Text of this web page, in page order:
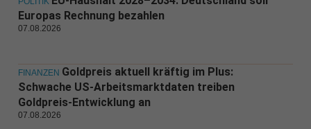
Europas Rechnung bezahlen
07.08.2026
FINANZEN Goldpreis aktuell kräftig im Plus:
Schwache US-Arbeitsmarktdaten treiben
Goldpreis-Entwicklung an
07.08.2026